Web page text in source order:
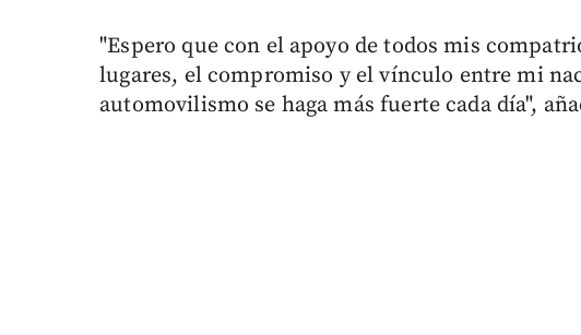
"Espero que con el apoyo de todos mis
lugares, el compromiso y el vínculo entre mi
automovilismo se haga más fuerte cada día",